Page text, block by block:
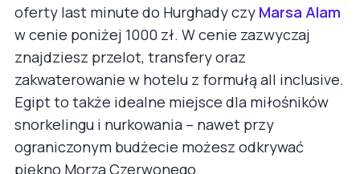
oferty last minute do Hurghady czy Marsa Alam
w cenie poniżej 1000 zł. W cenie zazwyczaj
znajdziesz przelot, transfery oraz
zakwaterowanie w hotelu z formułą all inclusive.
Egipt to także idealne miejsce dla miłośników
snorkelingu i nurkowania – nawet przy
ograniczonym budżecie możesz odkrywać
piękno Morza Czerwonego.